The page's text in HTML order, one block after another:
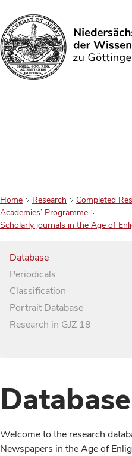
Search
Home Research
Completed
Academies’ Programme
Scholarly journals in the Age of
Database
Periodicals
Classification
Portrait Database
Research in GJZ 18
Database
Welcome to the research
Newspapers in the Age of